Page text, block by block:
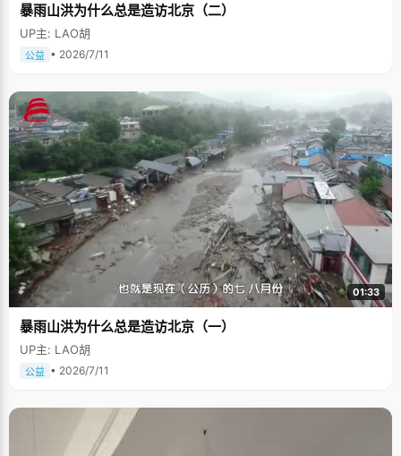
暴雨山洪为什么总是造访北京（二）
UP主: LAO胡
公益 • 2026/7/11
01:33
暴雨山洪为什么总是造访北京（一）
UP主: LAO胡
公益 • 2026/7/11